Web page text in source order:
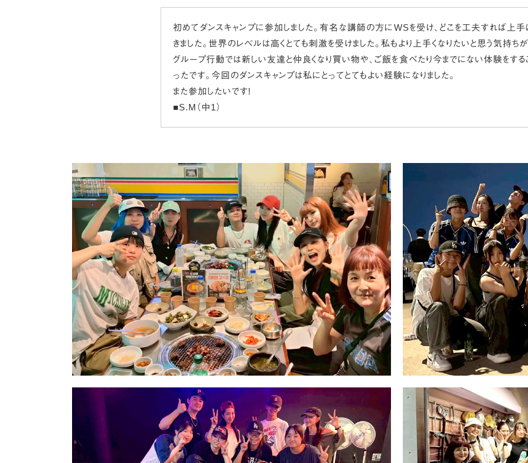
初めてダンスキャンプに参加しました。有名な講師の方にWSを受け、どこを工夫すれば上
きました。世界のレベルは高くとても刺激を受けました。私もより上手くなりたいと思う気持ちが
グループ行動では新しい友達と仲良くなり買い物や、ご飯を食べたり今までにない体験をする
ったです。今回のダンスキャンプは私にとってとてもよい経験になりました。
また参加したいです!
■S.M（中1）